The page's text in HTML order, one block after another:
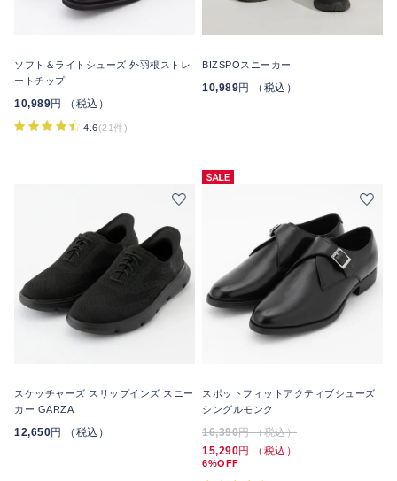
ソフト＆ライトシューズ 外羽根ストレ
ートチップ
10,989円 （税込）
4.6(21件)
BIZSPOスニーカー
10,989円 （税込）
スケッチャーズ スリップインズ スニー
カー GARZA
12,650円 （税込）
スポットフィットアクティブシューズ
シングルモンク
16,390円 （税込）
15,290円 （税込）
6%OFF